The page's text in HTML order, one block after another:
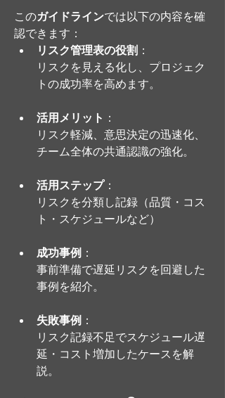
このガイドラインでは以下の内容を確
認できます：
リスク管理表の役割 ：
リスクを見える化し、プロジェク
トの成功率を高めます。
活用メリット ：
リスク軽減、意思決定の迅速化、
チーム全体の共通認識の強化。
活用ステップ：
リスクを分類し記録（品質・コス
ト・スケジュールなど）
成功事例 ：
事前準備で遅延リスクを回避した
事例を紹介。
失敗事例 ：
リスク記録不足でスケジュール遅
延・コスト増加したケースを解
説。